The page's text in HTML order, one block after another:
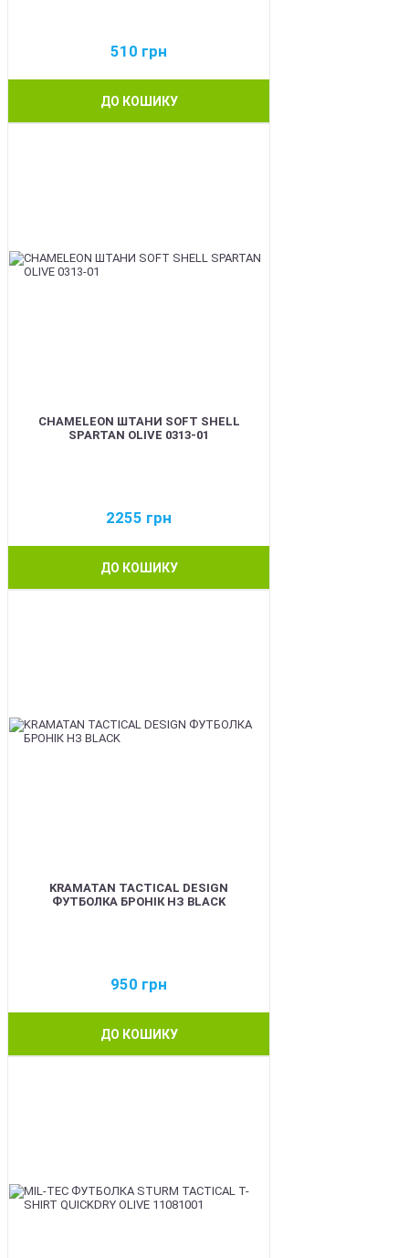
510 грн
ДО КОШИКУ
CHAMELEON ШТАНИ SOFT SHELL
SPARTAN OLIVE 0313-01
2255 грн
ДО КОШИКУ
KRAMATAN TACTICAL DESIGN
ФУТБОЛКА БРОНІК НЗ BLACK
950 грн
ДО КОШИКУ